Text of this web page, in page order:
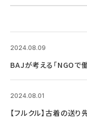
2024.08.09
BAJが考える「NGOで働
2024.08.01
【フルクル】古着の送